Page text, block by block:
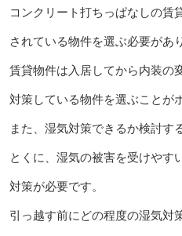
コンクリート打ちっぱなしの賃
されている物件を選ぶ必要があ
賃貸物件は入居してから内装の
対策している物件を選ぶことが
また、湿気対策できるか検討す
とくに、湿気の被害を受けやす
対策が必要です。
引っ越す前にどの程度の湿気対